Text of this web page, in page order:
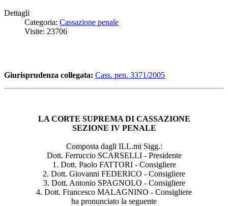
Dettagli
Categoria: Cassazione penale
Visite: 23706
Giurisprudenza collegata: Cass. pen. 3371/2005
LA CORTE SUPREMA DI CASSAZIONE
SEZIONE IV PENALE
Composta dagli ILL.mi Sigg.:
Dott. Ferruccio SCARSELLI - Presidente
1. Dott. Paolo FATTORI - Consigliere
2. Dott. Giovanni FEDERICO - Consigliere
3. Dott. Antonio SPAGNOLO - Consigliere
4. Dott. Francesco MALAGNINO - Consigliere
ha pronunciato la seguente